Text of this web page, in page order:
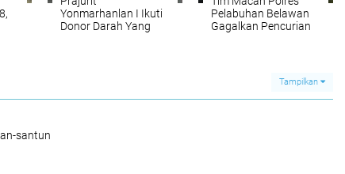
Yonmarhanlan I Ikuti
Donor Darah Yang
Pelabuhan Belawan
Gagalkan Pencurian
Tampilkan
santun